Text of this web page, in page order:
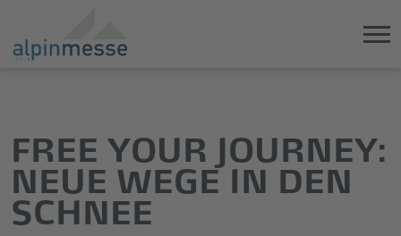
springen
springen
FREE YOUR JOURNEY:
NEUE WEGE IN DEN
SCHNEE